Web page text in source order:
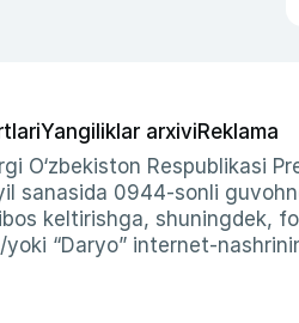
Yangiliklar arxiviReklama
O‘zbekiston Respublikasi
sanasida 0944-sonli
keltirishga, shuningdek,
“Daryo” internet-